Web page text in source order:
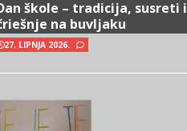
škole – tradicija, susreti i
na buvljaku
27. LIPNJA 2026.